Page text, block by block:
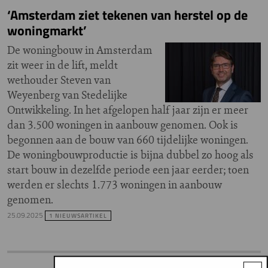
‘Amsterdam ziet tekenen van herstel op de
woningmarkt’
De woningbouw in Amsterdam
zit weer in de lift, meldt
wethouder Steven van
Weyenberg van Stedelijke
Ontwikkeling. In het afgelopen half jaar zijn er meer
dan 3.500 woningen in aanbouw genomen. Ook is
begonnen aan de bouw van 660 tijdelijke woningen.
De woningbouwproductie is bijna dubbel zo hoog als
start bouw in dezelfde periode een jaar eerder; toen
werden er slechts 1.773 woningen in aanbouw
genomen.
25.09.2025 1 NIEUWSARTIKEL